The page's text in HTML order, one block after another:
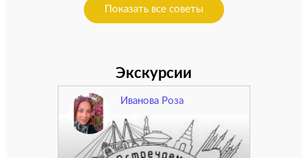
Показать все советы
Экскурсии
Иванова Роза